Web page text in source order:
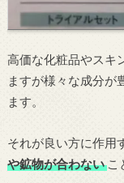
高価な化粧品やスキ
ますが様々な成分が
ます。
それが良い方に作用
や鉱物が合わないこ